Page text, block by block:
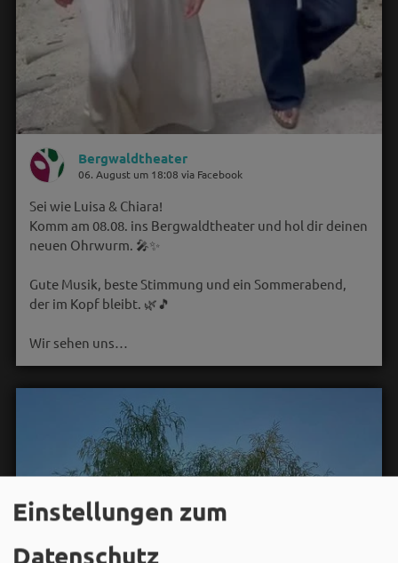
Bergwaldtheater
06. August um 18:08 via Facebook
Sei wie Luisa & Chiara!
Komm am 08.08. ins Bergwaldtheater und hol dir deinen
neuen Ohrwurm. 🎤✨
Gute Musik, beste Stimmung und ein Sommerabend,
der im Kopf bleibt. 🌿🎵
Wir sehen uns…
Einstellungen zum
Datenschutz